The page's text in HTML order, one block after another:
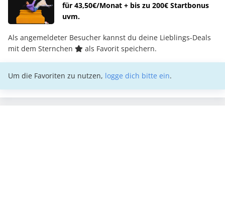
für 43,50€/Monat + bis zu 200€ Startbonus
uvm.
Als angemeldeter Besucher kannst du deine Lieblings-Deals
mit dem Sternchen
als Favorit speichern.
Um die Favoriten zu nutzen, logge dich bitte ein.